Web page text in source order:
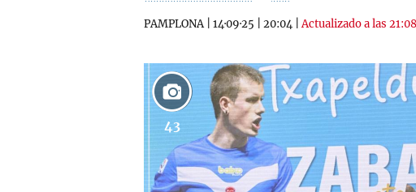
PAMPLONA| 14·09·25 20:04 |Actualizado a las 21:08
43